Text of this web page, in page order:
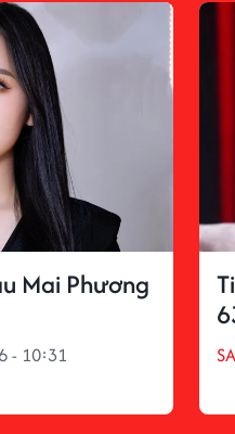
Mai Phương
- 10:31